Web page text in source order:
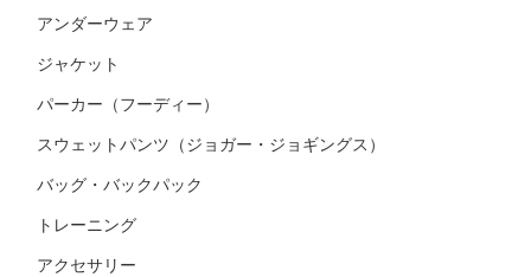
アンダーウェア
ジャケット
パーカー（フーディー）
スウェットパンツ（ジョガー・ジョギングス）
バッグ・バックパック
トレーニング
アクセサリー